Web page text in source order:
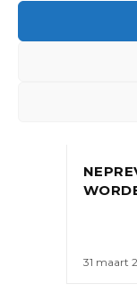
31 maart